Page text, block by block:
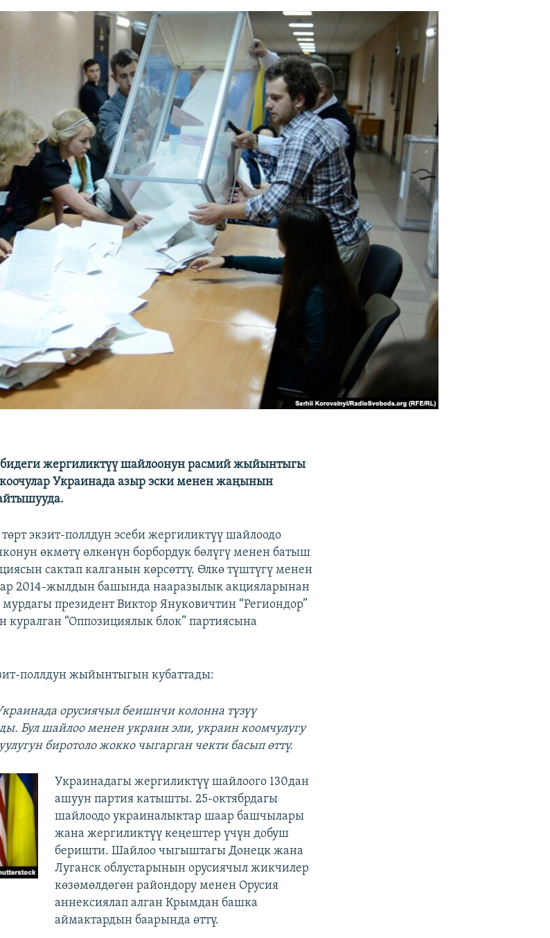
жергиликтүү шайлоонун расмий жыйынтыгы
Украинада азыр эски менен жаңынын
экзит-поллдун эсеби жергиликтүү шайлоодо
өкмөтү өлкөнүн борбордук бөлүгү менен батыш
сактап калганын көрсөттү. Өлкө түштүгү менен
2014-жылдын башында нааразылык акцияларынан
президент Виктор Януковичтин “Региондор”
“Оппозициялык блок” партиясына
поллдун жыйынтыгын кубаттады:
орусиячыл беишнчи колонна түзүү
Бул шайлоо менен украин эли, украин коомчулугу
биротоло жокко чыгарган чекти басып өттү.
Украинадагы жергиликтүү шайлоого 130дан
ашуун партия катышты. 25-октябрдагы
шайлоодо украиналыктар шаар башчылары
жана жергиликтүү кеңештер үчүн добуш
беришти. Шайлоо чыгыштагы Донецк жана
Луганск облустарынын орусиячыл жикчилер
көзөмөлдөгөн райондору менен Орусия
аннексиялап алган Крымдан башка
аймактардын баарында өттү.